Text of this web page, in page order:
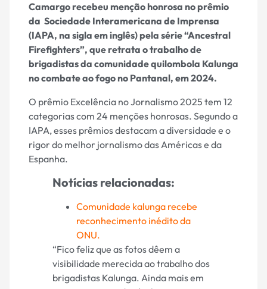
Camargo recebeu menção honrosa no prêmio
da Sociedade Interamericana de Imprensa
(IAPA, na sigla em inglês) pela série “Ancestral
Firefighters”, que retrata o trabalho de
brigadistas da comunidade quilombola Kalunga
no combate ao fogo no Pantanal, em 2024.
O prêmio Excelência no Jornalismo 2025 tem 12
categorias com 24 menções honrosas. Segundo a
IAPA, esses prêmios destacam a diversidade e o
rigor do melhor jornalismo das Américas e da
Espanha.
Notícias relacionadas:
Comunidade kalunga recebe
reconhecimento inédito da
ONU.
“Fico feliz que as fotos dêem a
visibilidade merecida ao trabalho dos
brigadistas Kalunga. Ainda mais em